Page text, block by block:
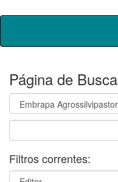
Skip
Página de Busca
Filtros correntes: